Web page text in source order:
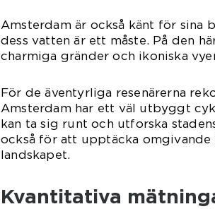
Amsterdam är också känt för sina
dess vatten är ett måste. På den
charmiga gränder och ikoniska
För de äventyrliga resenärerna
Amsterdam har ett väl utbyggt
kan ta sig runt och utforska
också för att upptäcka
landskapet.
Kvantitativa